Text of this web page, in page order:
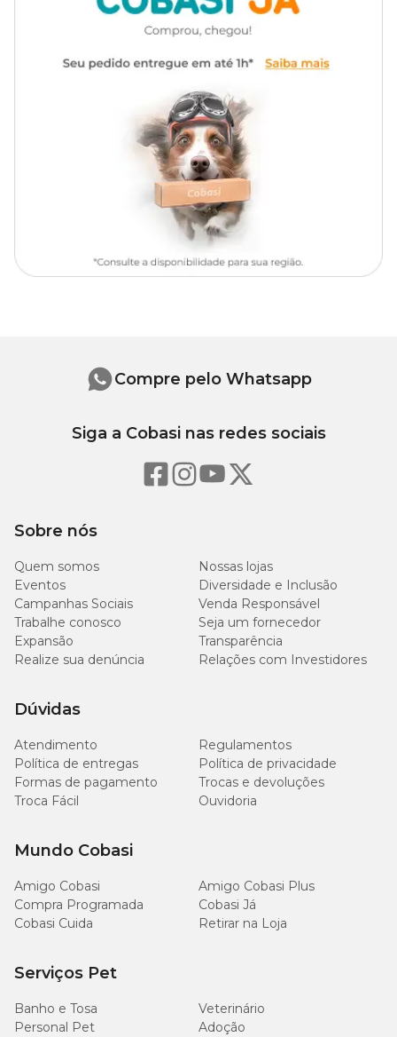
Como tem odor característico forte não deve ser usado em
ambientes fechados;
Use máscara de proteção nasal;
Use luvas ao manusear o produto;
Evite inalação.
Sobre nós
Quem somos
Nossas lojas
Eventos
Diversidade e Inclusão
Campanhas Sociais
Venda Responsável
Trabalhe conosco
Seja um fornecedor
Expansão
Transparência
Realize sua denúncia
Relações com Investidores
Dúvidas
Atendimento
Regulamentos
Política de entregas
Política de privacidade
Formas de pagamento
Trocas e devoluções
Troca Fácil
Ouvidoria
Mundo Cobasi
Amigo Cobasi
Amigo Cobasi Plus
Compra Programada
Cobasi Já
Cobasi Cuida
Retirar na Loja
Serviços Pet
Banho e Tosa
Veterinário
Personal Pet
Adoção
Compre pelo Whatsapp
Siga a Cobasi nas redes sociais